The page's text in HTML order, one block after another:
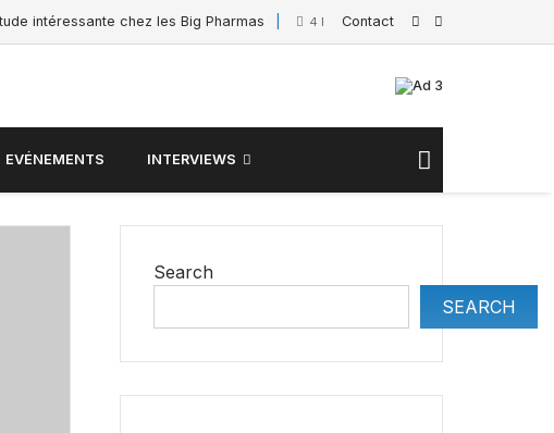
intéressante chez les Big Pharmas 4 February 2025 Interview de
Contact
EVÉNEMENTS INTERVIEWS
Search
SEARCH